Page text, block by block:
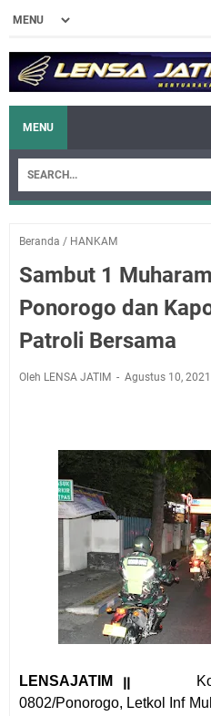
MENU
Beranda / HANKAM
Sambut 1
Ponorogo dan
Patroli Bersama
Oleh LENSA JATIM Agustus 10, 2021
LENSAJATIM ꞁꞁ
0802/Ponorogo, Letkol Inf